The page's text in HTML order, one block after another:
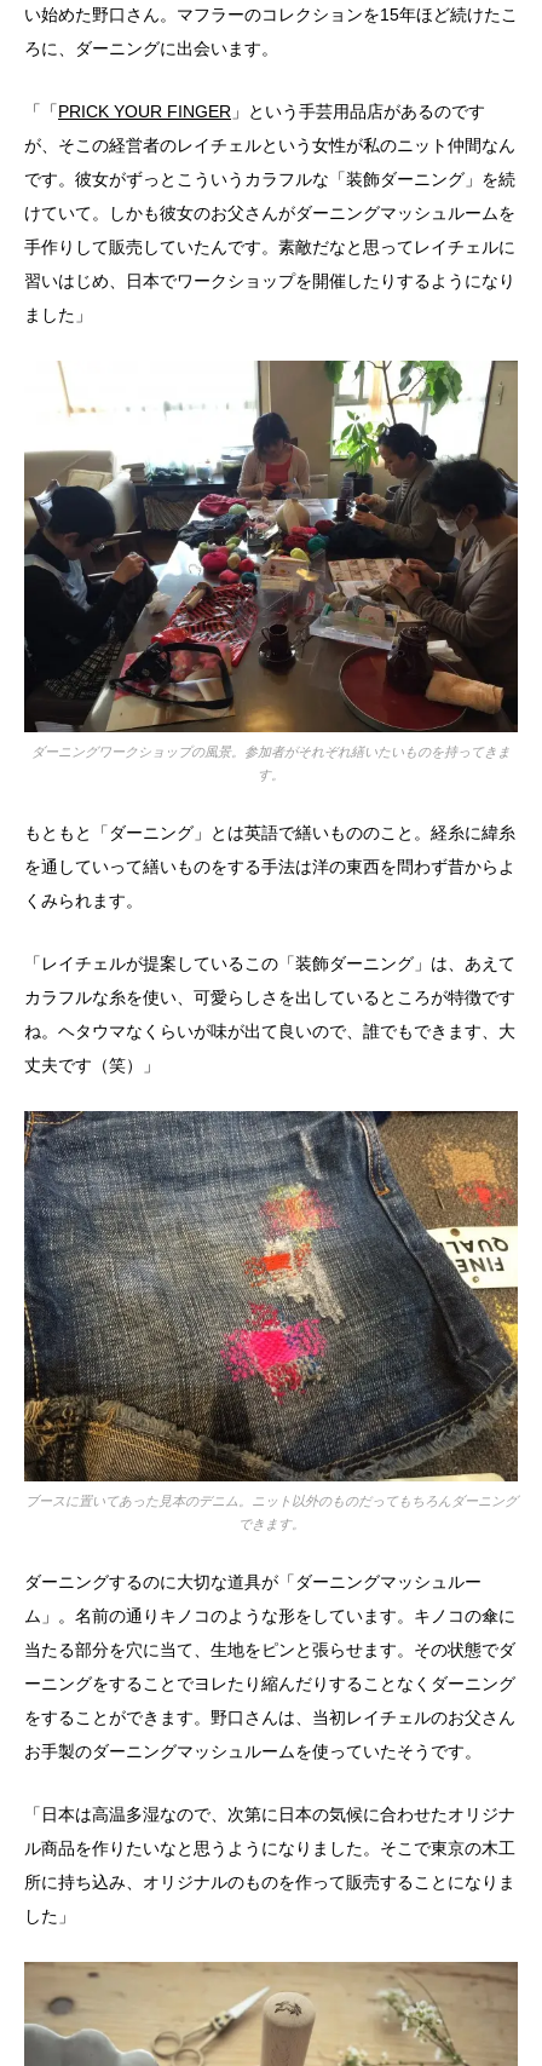
い始めた野口さん。マフラーのコレクションを15年ほど続けたこ
ろに、ダーニングに出会います。
「「PRICK YOUR FINGER 」という手芸用品店があるのです
が、そこの経営者のレイチェルという女性が私のニット仲間なん
です。彼女がずっとこういうカラフルな「装飾ダーニング」を続
けていて。しかも彼女のお父さんがダーニングマッシュルームを
手作りして販売していたんです。素敵だなと思ってレイチェルに
習いはじめ、日本でワークショップを開催したりするようになり
ました」
ダーニングワークショップの風景。参加者がそれぞれ繕いたいものを持ってきま
す。
もともと「ダーニング」とは英語で繕いもののこと。経糸に緯糸
を通していって繕いものをする手法は洋の東西を問わず昔からよ
くみられます。
「レイチェルが提案しているこの「装飾ダーニング」は、あえて
カラフルな糸を使い、可愛らしさを出しているところが特徴です
ね。ヘタウマなくらいが味が出て良いので、誰でもできます、大
丈夫です（笑）」
ブースに置いてあった見本のデニム。ニット以外のものだってもちろんダーニング
できます。
ダーニングするのに大切な道具が「ダーニングマッシュルー
ム」。名前の通りキノコのような形をしています。キノコの傘に
当たる部分を穴に当て、生地をピンと張らせます。その状態でダ
ーニングをすることでヨレたり縮んだりすることなくダーニング
をすることができます。野口さんは、当初レイチェルのお父さん
お手製のダーニングマッシュルームを使っていたそうです。
「日本は高温多湿なので、次第に日本の気候に合わせたオリジナ
ル商品を作りたいなと思うようになりました。そこで東京の木工
所に持ち込み、オリジナルのものを作って販売することになりま
した」